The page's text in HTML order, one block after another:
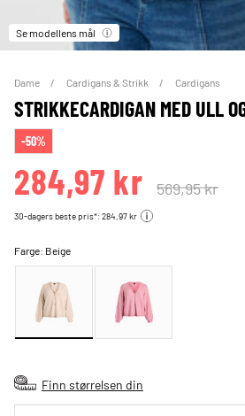
Se modellens mål
Dame Cardigans & Strikk Cardigans
STRIKKECARDIGAN MED ULL
-50%
284,97 kr 569,95 kr
30-dagers beste pris*: 284,97 kr
Farge: Beige
Finn størrelsen din